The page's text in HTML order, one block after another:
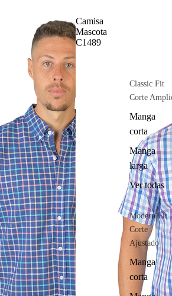
Classic Fit
Corte
Manga
corta
Manga
larga
Ver todas
Modern Fit
Corte
Ajustado
Manga
corta
Camisa
Mascota
C1489